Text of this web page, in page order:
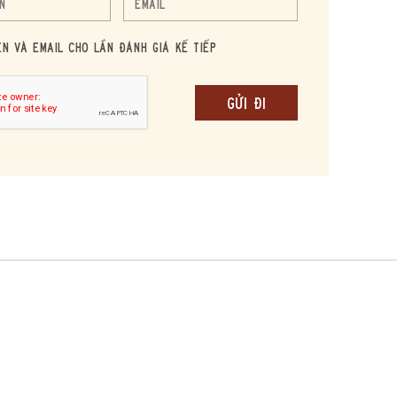
điều mới
hình ảnh trái
dỗ, ham
rãi này cho
và Email cho lần đánh giá kế tiếp